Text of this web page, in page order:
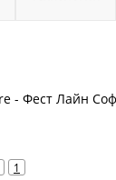
- Фест Лайн
1